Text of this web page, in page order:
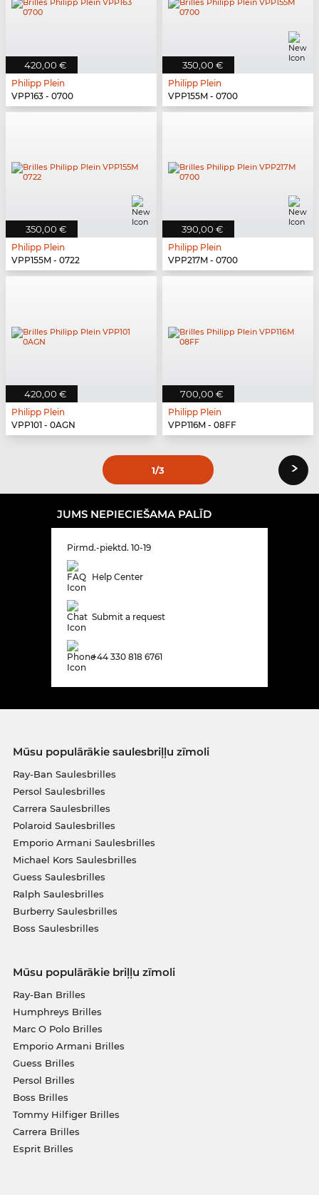
420,00 €
Philipp Plein
VPP163 - 0700
350,00 €
Philipp Plein
VPP155M - 0700
350,00 €
Philipp Plein
VPP155M - 0722
390,00 €
Philipp Plein
VPP217M - 0700
420,00 €
Philipp Plein
VPP101 - 0AGN
700,00 €
Philipp Plein
VPP116M - 08FF
1/3 ›
JUMS NEPIECIEŠAMA PALĪD
Pirmd.-piektd. 10-19
Help Center
Submit a request
+44 330 818 6761
Mūsu populārākie saulesbriļļu zīmoli
Ray-Ban Saulesbrilles
Persol Saulesbrilles
Carrera Saulesbrilles
Polaroid Saulesbrilles
Emporio Armani Saulesbrilles
Michael Kors Saulesbrilles
Guess Saulesbrilles
Ralph Saulesbrilles
Burberry Saulesbrilles
Boss Saulesbrilles
Mūsu populārākie briļļu zīmoli
Ray-Ban Brilles
Humphreys Brilles
Marc O Polo Brilles
Emporio Armani Brilles
Guess Brilles
Persol Brilles
Boss Brilles
Tommy Hilfiger Brilles
Carrera Brilles
Esprit Brilles